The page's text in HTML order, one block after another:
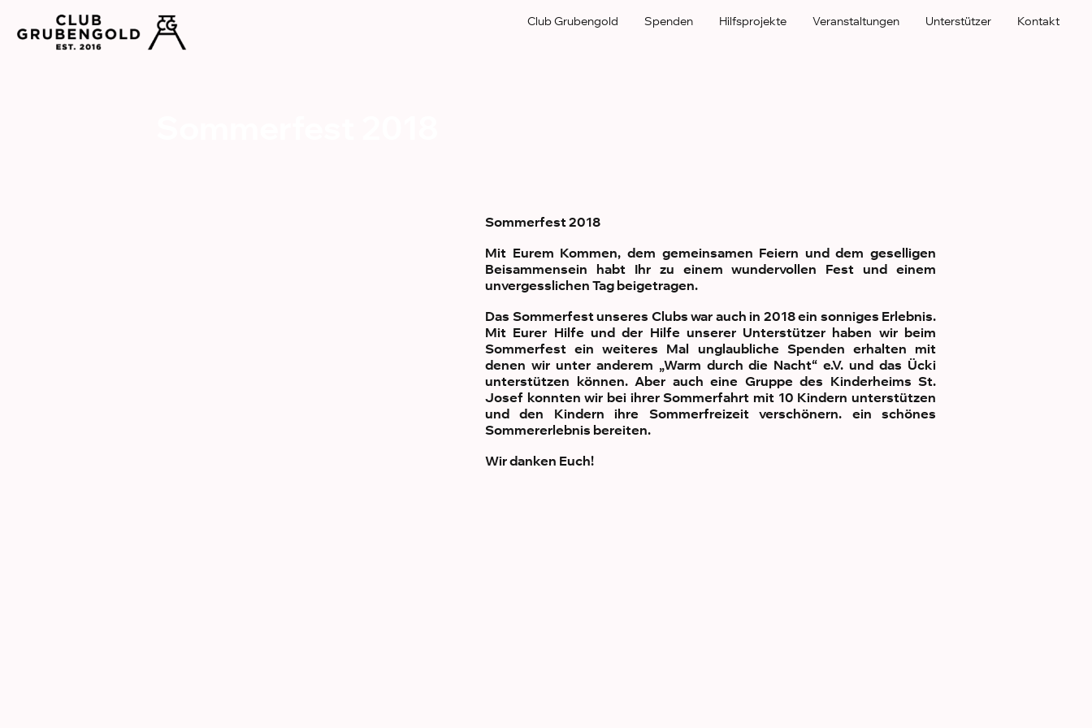
Club Grubengold Spenden Hilfsprojekte Veranstaltungen Unterstützer Kontakt
Sommerfest 2018
Mit Eurem Kommen, dem gemeinsamen Feiern und dem geselligen
Beisammensein habt Ihr zu einem wundervollen Fest und einem
unvergesslichen Tag beigetragen.
Das Sommerfest unseres Clubs war auch in 2018 ein sonniges Erlebnis.
Mit Eurer Hilfe und der Hilfe unserer Unterstützer haben wir beim
Sommerfest ein weiteres Mal unglaubliche Spenden erhalten mit
denen wir unter anderem „Warm durch die Nacht“ e.V. und das Ücki
unterstützen können. Aber auch eine Gruppe des Kinderheims St.
Josef konnten wir bei ihrer Sommerfahrt mit 10 Kindern unterstützen
und den Kindern ihre Sommerfreizeit verschönern. ein schönes
Sommererlebnis bereiten.
Wir danken Euch!